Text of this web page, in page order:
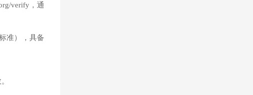
verify，通
准），具备